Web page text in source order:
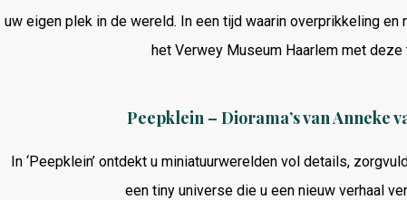
uw eigen plek in de wereld. In een tijd waarin overprikkeling
het Verwey Museum Haarlem met
Peepklein – Diorama’s van Anneke
In ‘Peepklein’ ontdekt u miniatuurwerelden vol details,
een tiny universe die u een nieuw verhaal